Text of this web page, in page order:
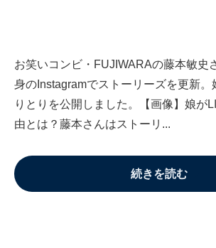
お笑いコンビ・FUJIWARAの藤本敏史
身のInstagramでストーリーズを更新。
りとりを公開しました。【画像】娘が
由とは？藤本さんはストーリ...
続きを読む